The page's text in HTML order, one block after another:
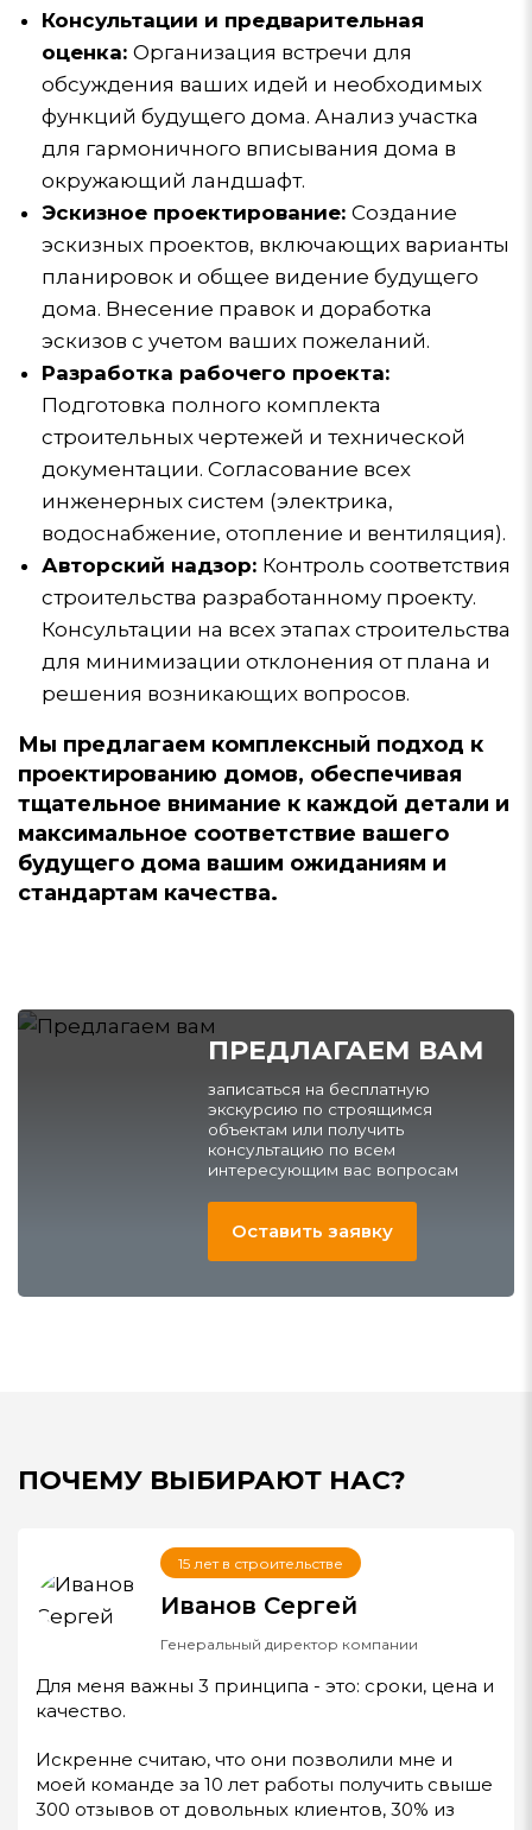
Консультации и предварительная
оценка: Организация встречи для
обсуждения ваших идей и необходимых
функций будущего дома. Анализ участка
для гармоничного вписывания дома в
окружающий ландшафт.
Эскизное проектирование: Создание
эскизных проектов, включающих варианты
планировок и общее видение будущего
дома. Внесение правок и доработка
эскизов с учетом ваших пожеланий.
Разработка рабочего проекта:
Подготовка полного комплекта
строительных чертежей и технической
документации. Согласование всех
инженерных систем (электрика,
водоснабжение, отопление и вентиляция).
Авторский надзор: Контроль соответствия
строительства разработанному проекту.
Консультации на всех этапах строительства
для минимизации отклонения от плана и
решения возникающих вопросов.
Мы предлагаем комплексный подход к
проектированию домов, обеспечивая
тщательное внимание к каждой детали и
максимальное соответствие вашего
будущего дома вашим ожиданиям и
стандартам качества.
ПРЕДЛАГАЕМ ВАМ
записаться на бесплатную
экскурсию по строящимся
объектам или получить
консультацию по всем
интересующим вас вопросам
Оставить заявку
ПОЧЕМУ ВЫБИРАЮТ НАС?
15 лет в строительстве
Иванов Сергей
Генеральный директор компании
Для меня важны 3 принципа - это: сроки, цена и
качество.
Искренне считаю, что они позволили мне и
моей команде за 10 лет работы получить свыше
300 отзывов от довольных клиентов, 30% из